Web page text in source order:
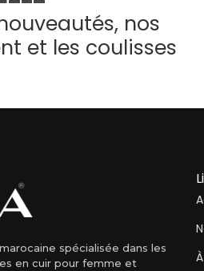
nos
et les coulisses
spécialisée dans les
en cuir pour femme et